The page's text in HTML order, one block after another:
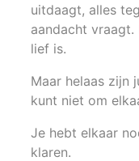
uitdaagt, alles
aandacht
lief is.
Maar helaas zijn
kunt niet om
Je hebt elkaar
klaren.